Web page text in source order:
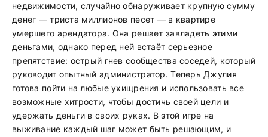
недвижимости, случайно обнаруживает крупную сумму
денег — триста миллионов песет — в квартире
умершего арендатора. Она решает завладеть этими
деньгами, однако перед ней встаёт серьезное
препятствие: острый гнев сообщества соседей, который
руководит опытный администратор. Теперь Джулия
готова пойти на любые ухищрения и использовать все
возможные хитрости, чтобы достичь своей цели и
удержать деньги в своих руках. В этой игре на
выживание каждый шаг может быть решающим, и